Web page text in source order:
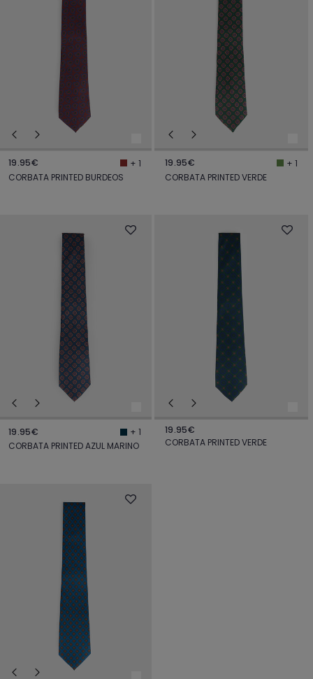
19.95€
+ 1
CORBATA PRINTED BURDEOS
19.95€
+ 1
CORBATA PRINTED VERDE
19.95€
+ 1
CORBATA PRINTED AZUL MARINO
19.95€
CORBATA PRINTED VERDE